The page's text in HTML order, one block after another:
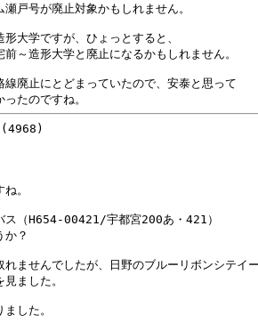
戸号が廃止対象かもしれません。
大学ですが、ひょっとすると、
～造形大学と廃止になるかもしれません。
線廃止にとどまっていたので、安泰と思って
。
ス（H654-00421/宇都宮200あ・421）
か？
れませんでしたが、日野のブルーリボンシテイ
ました。
した。